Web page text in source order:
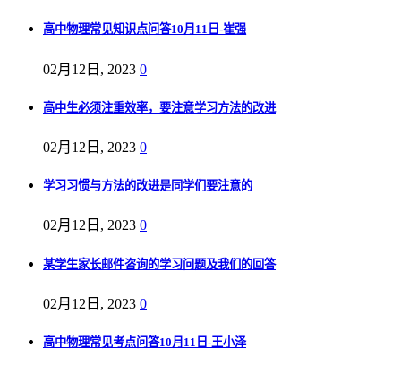
高中物理常见知识点问答10月11日-崔强
02月12日, 2023 0
高中生必须注重效率，要注意学习方法的改进
02月12日, 2023 0
学习习惯与方法的改进是同学们要注意的
02月12日, 2023 0
某学生家长邮件咨询的学习问题及我们的回答
02月12日, 2023 0
高中物理常见考点问答10月11日-王小泽